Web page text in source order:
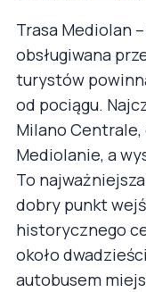
Trasa Mediolan
obsługiwana
turystów
od pociągu.
Milano
Mediolanie, a
To
dobry punkt
historycznego
około
autobusem